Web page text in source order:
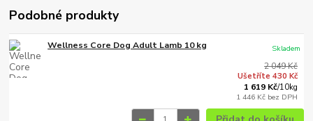
Podobné produkty
Wellness Core Dog Adult Lamb 10 kg
2 049 Kč
Ušetříte 430 Kč
1 619 Kč/10kg
1 446 Kč bez DPH
Skladem